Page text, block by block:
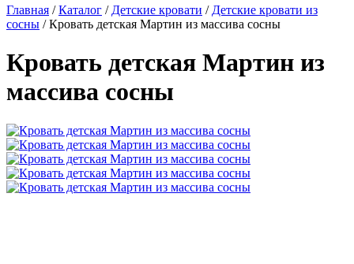
Главная / Каталог / Детские кровати / Детские кровати из
сосны / Кровать детская Мартин из массива сосны
Кровать детская Мартин из
массива сосны